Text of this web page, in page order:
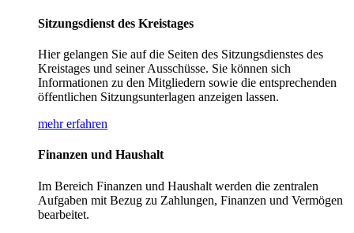
Sitzungsdienst des Kreistages
Hier gelangen Sie auf die Seiten des Sitzungsdienstes des
Kreistages und seiner Ausschüsse. Sie können sich
Informationen zu den Mitgliedern sowie die entsprechenden
öffentlichen Sitzungsunterlagen anzeigen lassen.
mehr erfahren
Finanzen und Haushalt
Im Bereich Finanzen und Haushalt werden die zentralen
Aufgaben mit Bezug zu Zahlungen, Finanzen und Vermögen
bearbeitet.